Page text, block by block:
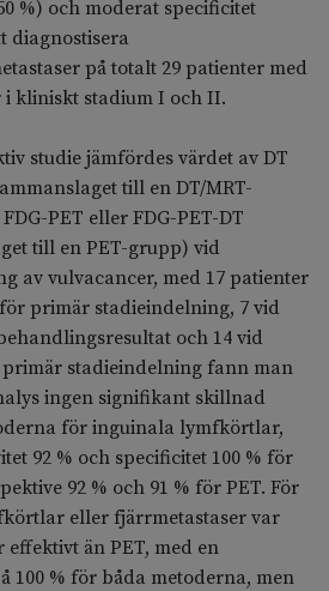
%) och moderat specificitet
diagnostisera
på totalt 29 patienter med
i kliniskt stadium I och II.
studie jämfördes värdet av DT
till en DT/MRT-
PET eller FDG-PET-DT
till en PET-grupp) vid
av vulvacancer, med 17 patienter
primär stadieindelning, 7 vid
och 14 vid
stadieindelning fann man
ingen signifikant skillnad
för inguinala lymfkörtlar,
92 % och specificitet 100 % för
92 % och 91 % för PET. För
eller fjärrmetastaser var
effektivt än PET, med en
100 % för båda metoderna, men